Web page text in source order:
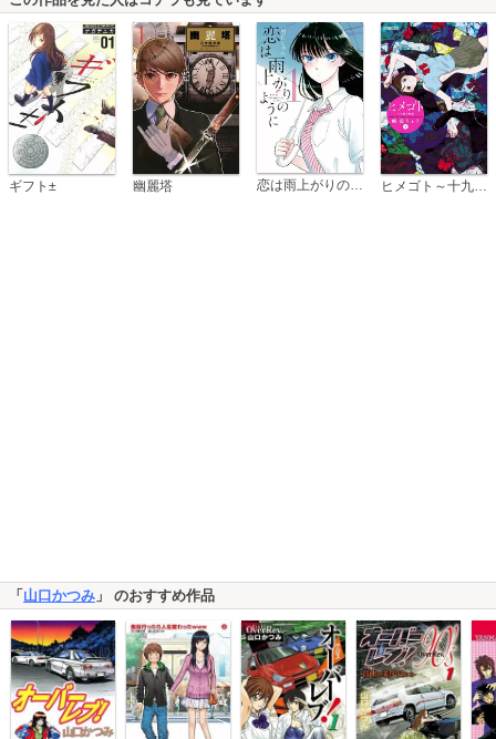
ギフト± 幽麗塔 恋は雨上がりのように
「 山口かつみ 」 のおすすめ作品